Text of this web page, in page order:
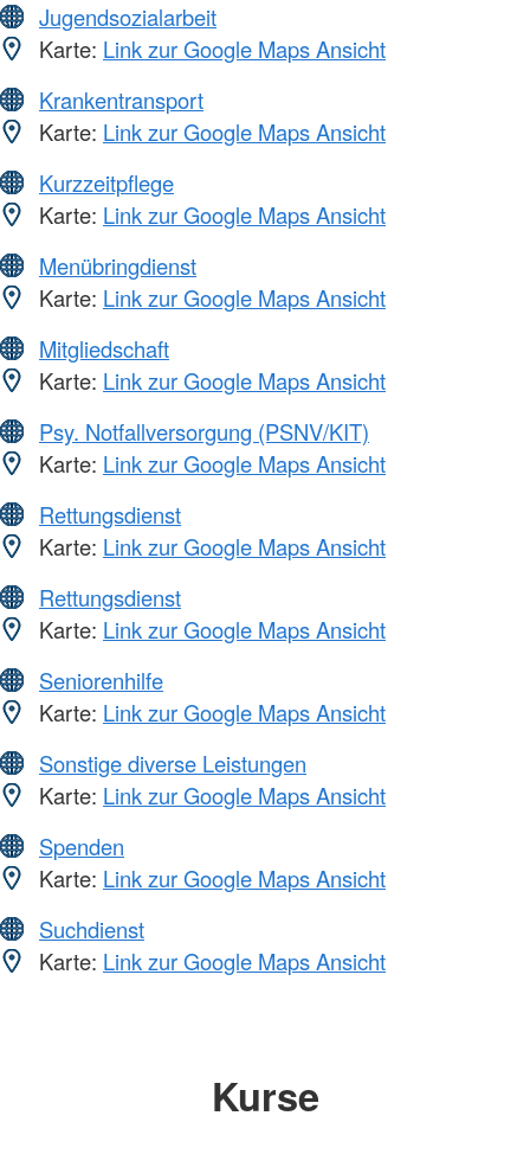
Jugendsozialarbeit
Karte: Link zur Google Maps Ansicht
Krankentransport
Karte: Link zur Google Maps Ansicht
Kurzzeitpflege
Karte: Link zur Google Maps Ansicht
Menübringdienst
Karte: Link zur Google Maps Ansicht
Mitgliedschaft
Karte: Link zur Google Maps Ansicht
Psy. Notfallversorgung (PSNV/KIT)
Karte: Link zur Google Maps Ansicht
Rettungsdienst
Karte: Link zur Google Maps Ansicht
Rettungsdienst
Karte: Link zur Google Maps Ansicht
Seniorenhilfe
Karte: Link zur Google Maps Ansicht
Sonstige diverse Leistungen
Karte: Link zur Google Maps Ansicht
Spenden
Karte: Link zur Google Maps Ansicht
Suchdienst
Karte: Link zur Google Maps Ansicht
Kurse